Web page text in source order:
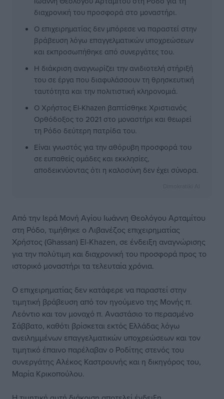
διαχρονική του προσφορά στο μοναστήρι.
Ο επιχειρηματίας δεν μπόρεσε να παραστεί στην
βράβευση λόγω επαγγελματικών υποχρεώσεων
και εκπροσωπήθηκε από συνεργάτες του.
Η διάκριση αναγνωρίζει την ανιδιοτελή στήριξή
του σε έργα που διαφυλάσσουν τη θρησκευτική
ταυτότητα και την πολιτιστική κληρονομιά.
Ο Χρήστος El-Khazen βαπτίσθηκε Χριστιανός
Ορθόδοξος το 2021 στο μοναστήρι και θεωρεί
τη Ρόδο δεύτερη πατρίδα του.
Είναι γνωστός για την αθόρυβη προσφορά του
σε ευπαθείς ομάδες και εκκλησίες,
αποδεικνύοντας ότι η καλοσύνη δεν έχει σύνορα.
Από την Ιερά Μονή Αγίου Ιωάννη Θεολόγου Αρταμίτου
στη Ρόδο, τιμήθηκε ο Λιβανέζος επιχειρηματίας
Χρήστος (Ghassan) El-Khazen, σε ένδειξη αναγνώρισης
για την πολύτιμη και διαχρονική του προσφορά προς το
ιστορικό μοναστήρι τα τελευταία χρόνια.
Ο επιχειρηματίας δεν κατάφερε να παραστεί στην
τιμητική βράβευση από τον ηγούμενο της Μονής π.
Λεόντιο και τον μοναχό π. Αναστάσιο το περασμένο
Σάββατο, καθότι βρίσκεται εκτός Ελλάδας λόγω
ανειλημμένων επαγγελματικών υποχρεώσεων και τον
τιμητικό έπαινο παρέλαβαν ο Ροδίτης στενός του
συνεργάτης Αλέκος Καστρουνής και η δικηγόρος του,
Μαρία Κρικοπούλου.